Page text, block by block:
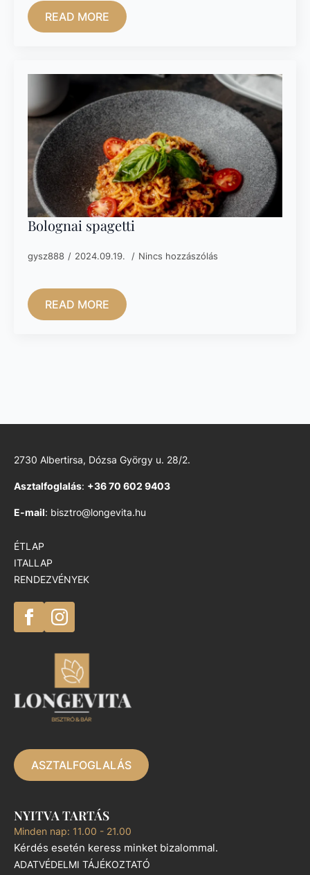
READ MORE
Bolognai spagetti
gysz888 2024.09.19. Nincs hozzászólás
READ MORE
2730 Albertirsa, Dózsa György u. 28/2.
Asztalfoglalás: +36 70 602 9403
E-mail: bisztro@longevita.hu
ÉTLAP
ITALLAP
RENDEZVÉNYEK
ASZTALFOGLALÁS
NYITVA TARTÁS
Minden nap: 11.00 - 21.00
Kérdés esetén keress minket bizalommal.
ADATVÉDELMI TÁJÉKOZTATÓ